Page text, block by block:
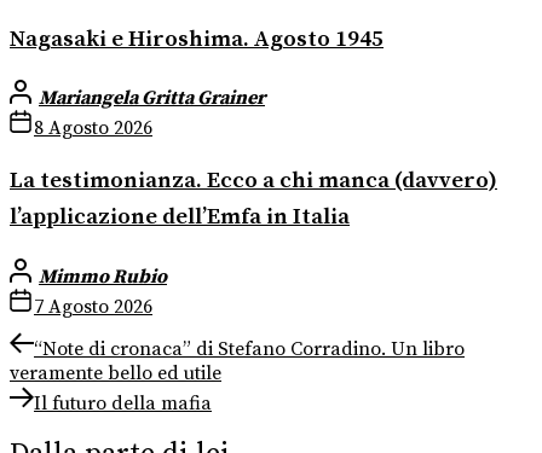
Nagasaki e Hiroshima. Agosto 1945
Mariangela Gritta Grainer
8 Agosto 2026
La testimonianza. Ecco a chi manca (davvero)
l’applicazione dell’Emfa in Italia
Mimmo Rubio
7 Agosto 2026
Navigazione
articoli
Previous
post:
“Note di cronaca” di Stefano Corradino. Un libro
veramente bello ed utile
Next
post:
Il futuro della mafia